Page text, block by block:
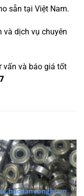
sẵn tại Việt Nam.
và dịch vụ chuyên
vấn và báo giá tốt